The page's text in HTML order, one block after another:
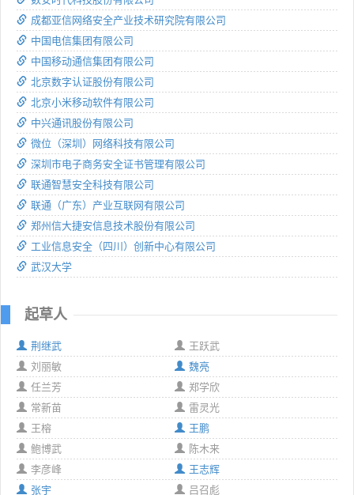
成都亚信网络安全产业技术研究院有限公司
中国电信集团有限公司
中国移动通信集团有限公司
北京数字认证股份有限公司
北京小米移动软件有限公司
中兴通讯股份有限公司
微位（深圳）网络科技有限公司
深圳市电子商务安全证书管理有限公司
联通智慧安全科技有限公司
联通（广东）产业互联网有限公司
郑州信大捷安信息技术股份有限公司
工业信息安全（四川）创新中心有限公司
武汉大学
起草人
荆继武
王跃武
刘丽敏
魏亮
任兰芳
郑学欣
常新苗
雷灵光
王榕
王鹏
鲍博武
陈木来
李彦峰
王志辉
张宇
吕召彪